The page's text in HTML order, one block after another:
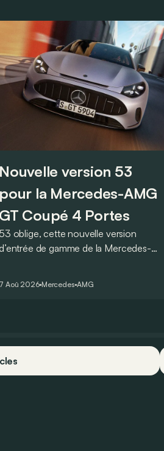
Nouvelle version 53
pour la Mercedes-AMG
GT Coupé 4 Portes
53 oblige, cette nouvelle version
d’entrée de gamme de la Mercedes-
7 Aoû 2026 Mercedes AMG